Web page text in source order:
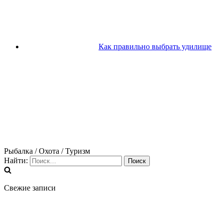
Как правильно выбрать удилище
Рыбалка / Охота / Туризм
Найти:
Свежие записи